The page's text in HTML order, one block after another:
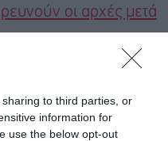
to third parties, or
information for
use the below opt-out
οι αρχές μετά